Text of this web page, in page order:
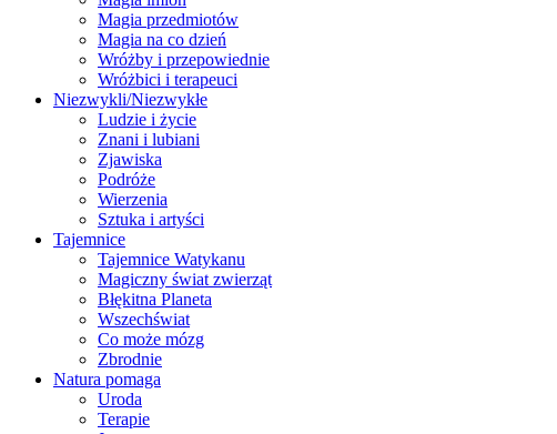
Magia przedmiotów
Magia na co dzień
Wróżby i przepowiednie
Wróżbici i terapeuci
Niezwykli/Niezwykłe
Ludzie i życie
Znani i lubiani
Zjawiska
Podróże
Wierzenia
Sztuka i artyści
Tajemnice
Tajemnice Watykanu
Magiczny świat zwierząt
Błękitna Planeta
Wszechświat
Co może mózg
Zbrodnie
Natura pomaga
Uroda
Terapie